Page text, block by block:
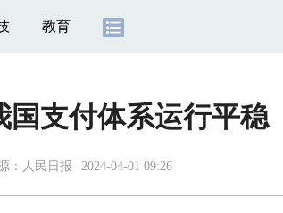
教育
国支付体系运行平稳
： 人民日报 2024-04-01 09:26